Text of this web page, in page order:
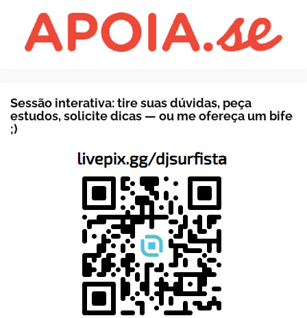
Sessão interativa: tire suas dúvidas, peça
estudos, solicite dicas — ou me ofereça um bife
;)